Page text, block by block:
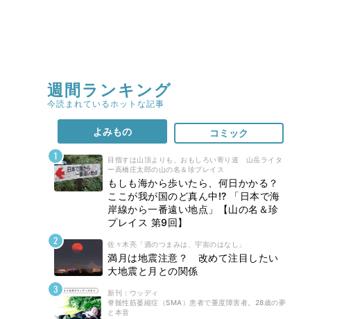
週間ランキング
今読まれているホットな記事
よみもの コミック
目指すは山頂よりも、おもしろい寄り道 山岳ライタ
ー高橋庄太郎の山の名＆珍プレイス
もしも海から歩いたら、何日かかる？
ここが我が国のど真ん中!? 「日本で海
岸線から一番遠い地点」【山の名＆珍
プレイス 第9回】
佐々木亮「酒のつまみは、宇宙のはなし」
満月は地震注意？ 改めて注目したい
大地震と月との関係
新刊 : ウッディ
脊髄性筋萎縮症（SMA）患者で重度障害者。28歳の夢
と本音